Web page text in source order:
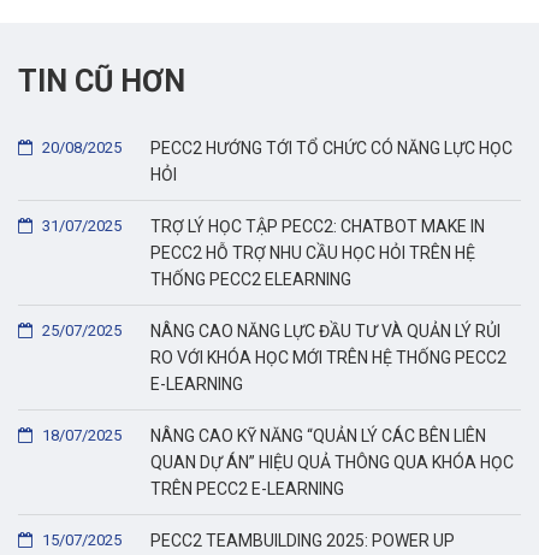
TIN CŨ HƠN
PECC2 HƯỚNG TỚI TỔ CHỨC CÓ NĂNG LỰC HỌC
HỎI
20/08/2025
TRỢ LÝ HỌC TẬP PECC2: CHATBOT MAKE IN
PECC2 HỖ TRỢ NHU CẦU HỌC HỎI TRÊN HỆ
THỐNG PECC2 ELEARNING
31/07/2025
NÂNG CAO NĂNG LỰC ĐẦU TƯ VÀ QUẢN LÝ RỦI
RO VỚI KHÓA HỌC MỚI TRÊN HỆ THỐNG PECC2
E-LEARNING
25/07/2025
NÂNG CAO KỸ NĂNG “QUẢN LÝ CÁC BÊN LIÊN
QUAN DỰ ÁN” HIỆU QUẢ THÔNG QUA KHÓA HỌC
TRÊN PECC2 E-LEARNING
18/07/2025
PECC2 TEAMBUILDING 2025: POWER UP
15/07/2025